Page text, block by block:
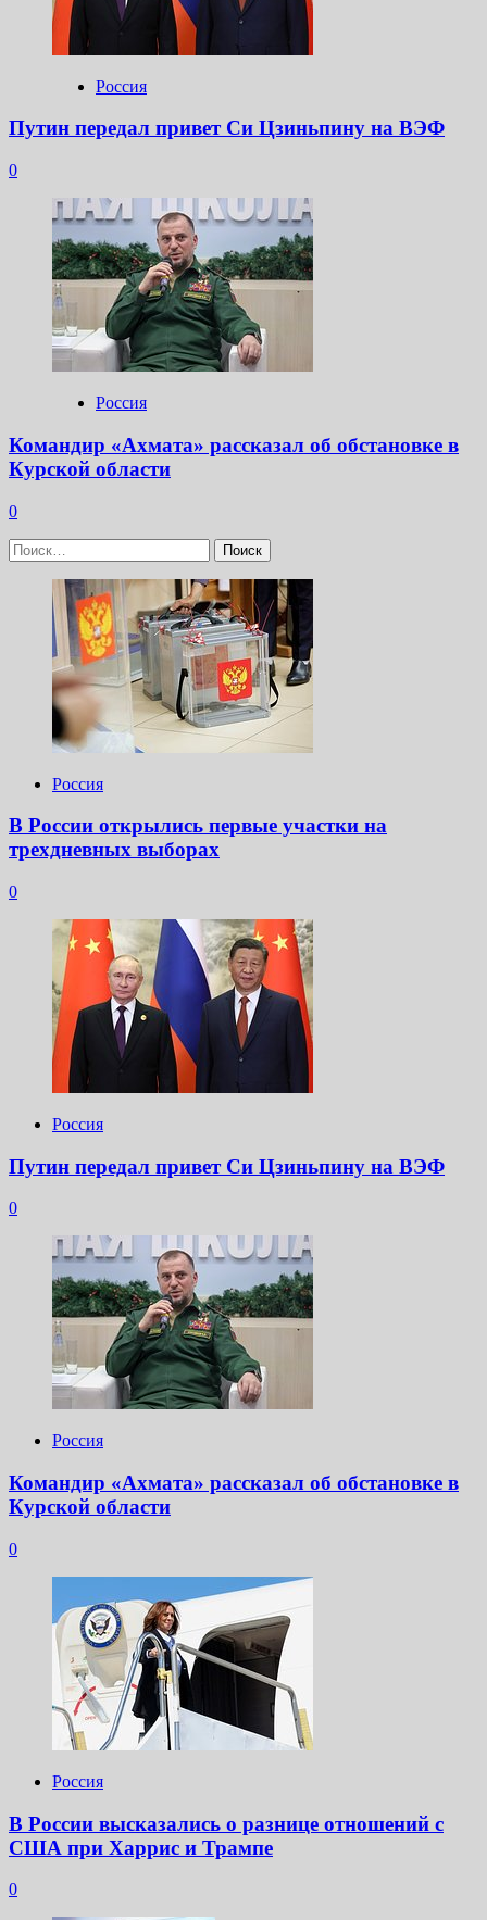
Россия
Путин передал привет Си Цзиньпину на ВЭФ
0
Россия
Командир «Ахмата» рассказал об обстановке в
Курской области
0
Найти:
Россия
В России открылись первые участки на
трехдневных выборах
0
Россия
Путин передал привет Си Цзиньпину на ВЭФ
0
Россия
Командир «Ахмата» рассказал об обстановке в
Курской области
0
Россия
В России высказались о разнице отношений с
США при Харрис и Трампе
0